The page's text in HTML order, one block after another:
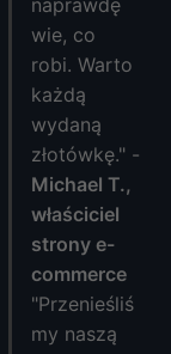
wie, co
robi. Warto
każdą
wydaną
złotówkę." -
Michael T.,
właściciel
strony e-
commerce
"Przenieśliś
my naszą